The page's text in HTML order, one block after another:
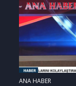
ANA HABER